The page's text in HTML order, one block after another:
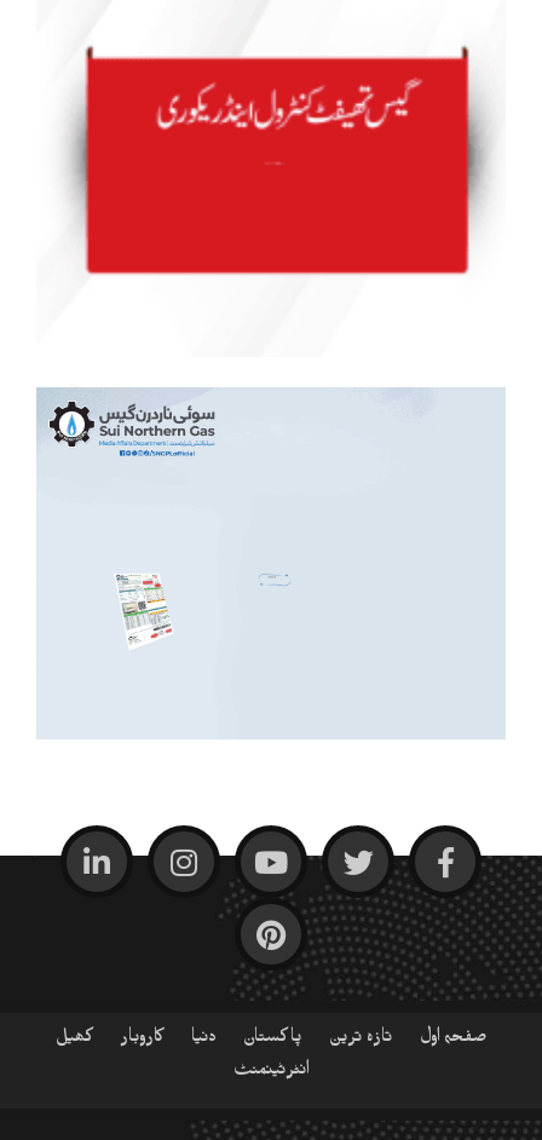
صفحہ اول تازہ ترین پاکستان دنیا کاروبار
کھیل
انٹرٹینمنٹ